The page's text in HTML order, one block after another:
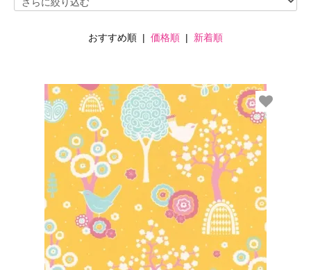
おすすめ順 | 価格順 | 新着順